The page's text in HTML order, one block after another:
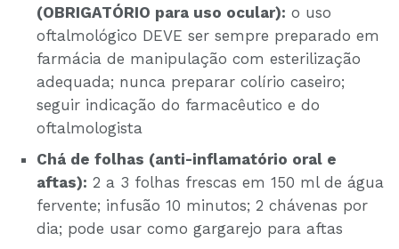
(OBRIGATÓRIO para uso ocular): o uso
oftalmológico DEVE ser sempre preparado em
farmácia de manipulação com esterilização
adequada; nunca preparar colírio caseiro;
seguir indicação do farmacêutico e do
oftalmologista
Chá de folhas (anti-inflamatório oral e
aftas): 2 a 3 folhas frescas em 150 ml de água
fervente; infusão 10 minutos; 2 chávenas por
dia; pode usar como gargarejo para aftas